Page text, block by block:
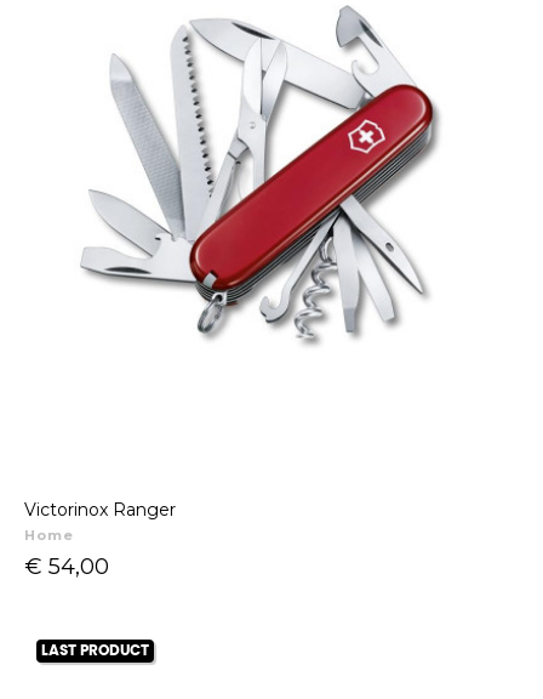
Victorinox Ranger
Home
Prijs
€ 54,00
LAST PRODUCT